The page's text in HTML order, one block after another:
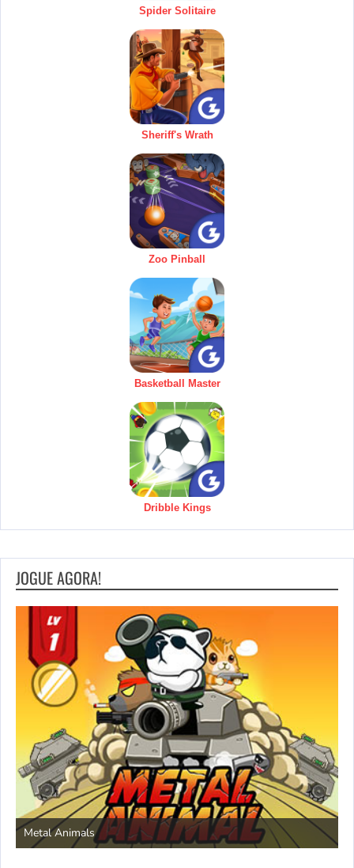
Spider Solitaire
Sheriff's Wrath
Zoo Pinball
Basketball Master
Dribble Kings
JOGUE AGORA!
Metal Animals